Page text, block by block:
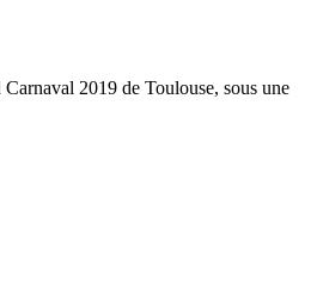
2019 de Toulouse, sous une